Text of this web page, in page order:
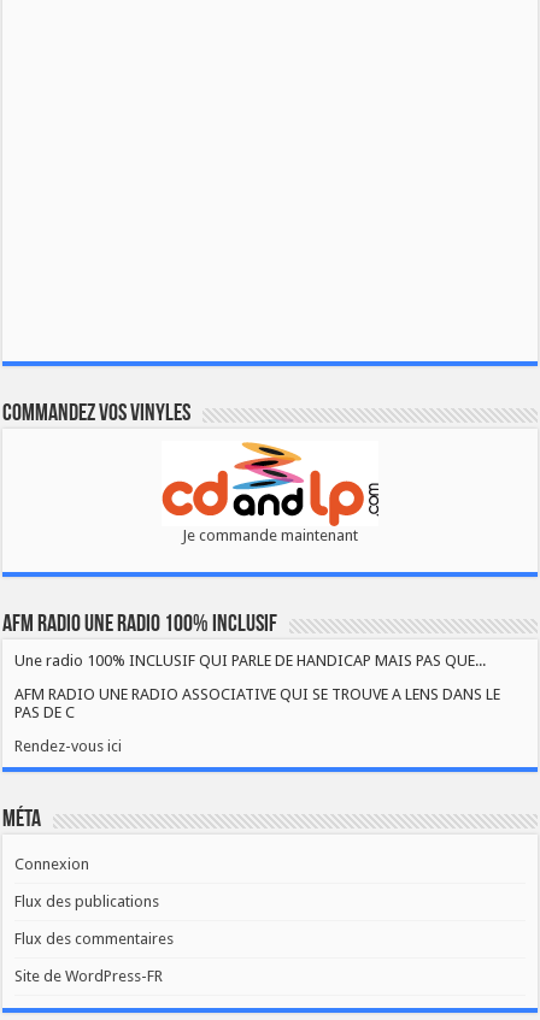
Commandez vos vinyles
Je commande maintenant
AFM RADIO UNE RADIO 100% INCLUSIF
Une radio 100% INCLUSIF QUI PARLE DE HANDICAP MAIS PAS QUE...
AFM RADIO UNE RADIO ASSOCIATIVE QUI SE TROUVE A LENS DANS LE
PAS DE C
Rendez-vous ici
Méta
Connexion
Flux des publications
Flux des commentaires
Site de WordPress-FR